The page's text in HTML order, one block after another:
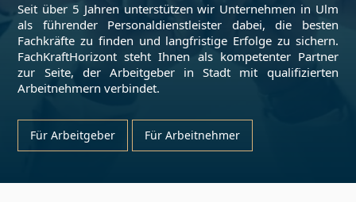
Seit über 5 Jahren unterstützen wir Unternehmen in Ulm
als führender Personaldienstleister dabei, die besten
Fachkräfte zu finden und langfristige Erfolge zu sichern.
FachKraftHorizont steht Ihnen als kompetenter Partner
zur Seite, der Arbeitgeber in Stadt mit qualifizierten
Arbeitnehmern verbindet.
Für Arbeitgeber Für Arbeitnehmer